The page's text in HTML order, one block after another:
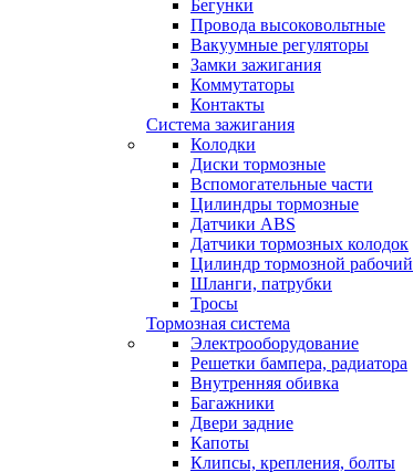
Бегунки
Провода высоковольтные
Вакуумные регуляторы
Замки зажигания
Коммутаторы
Контакты
Система зажигания
Колодки
Диски тормозные
Вспомогательные части
Цилиндры тормозные
Датчики ABS
Датчики тормозных колодок
Цилиндр тормозной рабочий
Шланги, патрубки
Тросы
Тормозная система
Электрооборудование
Решетки бампера, радиатора
Внутренняя обивка
Багажники
Двери задние
Капоты
Клипсы, крепления, болты